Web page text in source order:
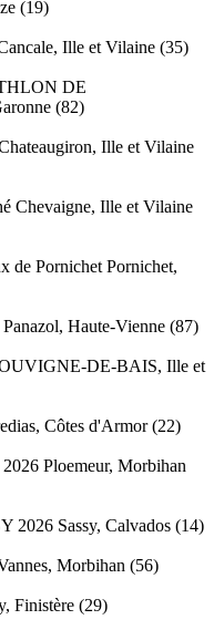
(19)
Ille et Vilaine (35)
DE
(82)
Ille et Vilaine
Chevaigne, Ille et Vilaine
de Pornichet Pornichet,
Panazol, Haute-Vienne (87)
DE-BAIS, Ille et
Côtes d'Armor (22)
2026 Ploemeur, Morbihan
2026 Sassy, Calvados (14)
Morbihan (56)
Finistère (29)